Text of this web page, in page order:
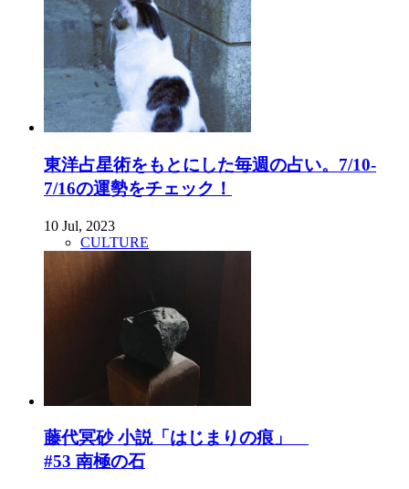
東洋占星術をもとにした毎週の占い。7/10-
7/16の運勢をチェック！
10 Jul, 2023
CULTURE
藤代冥砂 小説「はじまりの痕」
#53 南極の石